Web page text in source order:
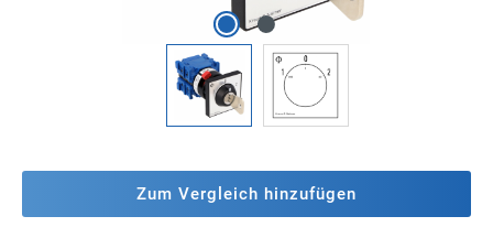
Zum Vergleich hinzufügen